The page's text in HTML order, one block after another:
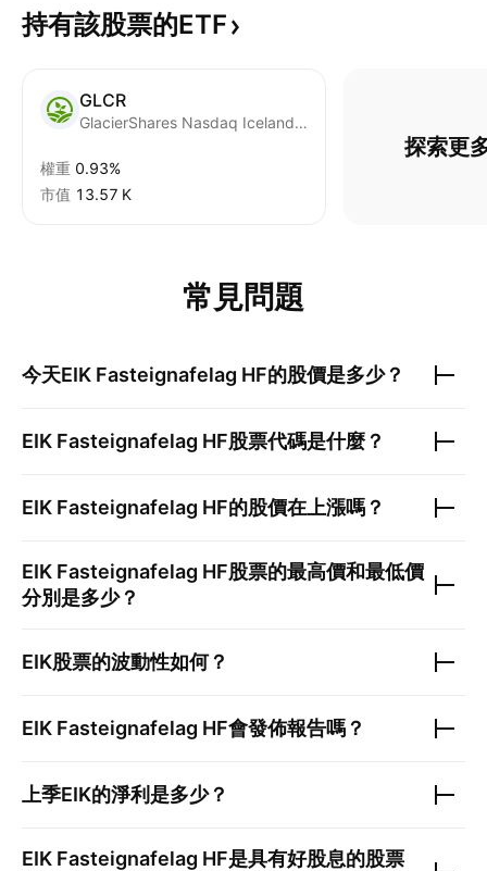
持有該股票的ETF
GLCR
GlacierShares Nasdaq Iceland ETF
權重 0.93%
市值 ‪13.57 K‬
探索更
常見問題
今天EIK Fasteignafelag HF的股價是多少？
EIK Fasteignafelag HF股票代碼是什麼？
EIK Fasteignafelag HF的股價在上漲嗎？
EIK Fasteignafelag HF股票的最高價和最低價
分別是多少？
EIK股票的波動性如何？
EIK Fasteignafelag HF會發佈報告嗎？
上季EIK的淨利是多少？
EIK Fasteignafelag HF是具有好股息的股票